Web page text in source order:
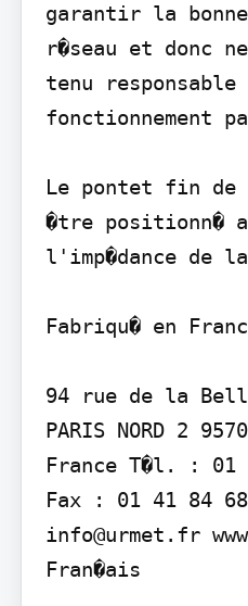
garantir la
r�seau et donc
tenu responsable
fonctionnement
Le pontet fin de
�tre positionn�
l'imp�dance de
Fabriqu� en
94 rue de la
PARIS NORD 2
France T�l. : 01
Fax : 01 41 84
info@urmet.fr
Fran�ais